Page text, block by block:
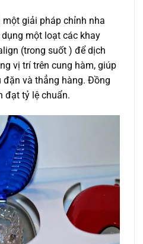
một giải pháp chỉnh nha
một loạt các khay
(trong suốt ) để dịch
vị trí trên cung hàm, giúp
đặn và thẳng hàng. Đồng
đạt tỷ lệ chuẩn.